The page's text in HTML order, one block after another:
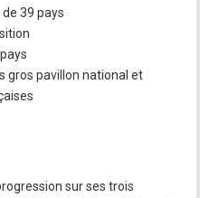
39 pays
gros pavillon national et
sur ses trois